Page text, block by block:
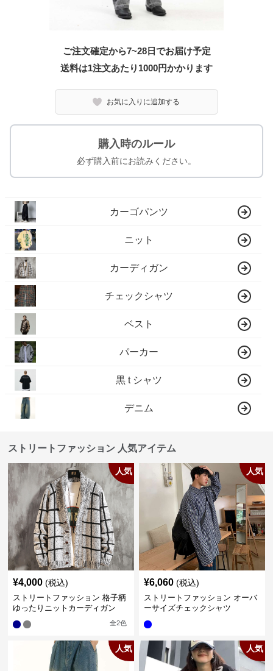
ご注文確定から7~28日でお届け予定
送料は1注文あたり 1000円かかります
お気に入りに追加する
購入時のルール
必ず購入前にお読みください。
カーゴパンツ
ニット
カーディガン
チェックシャツ
ベスト
パーカー
黒 t シャツ
デニム
ストリートファッション 人気アイテム
人気
¥4,000 (税込)
ストリートファッション 格子柄
ゆったりニットカーディガン
全2色
人気
¥6,060 (税込)
ストリートファッション オーバ
ーサイズチェックシャツ
人気 人気